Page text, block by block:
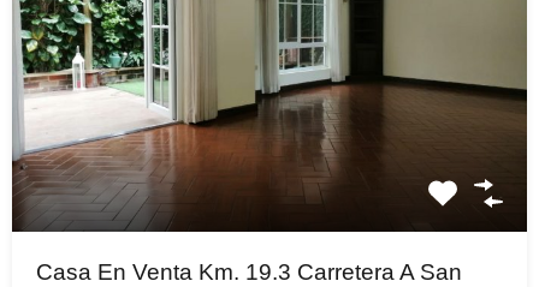
Casa En Venta Km. 19.3 Carretera A San